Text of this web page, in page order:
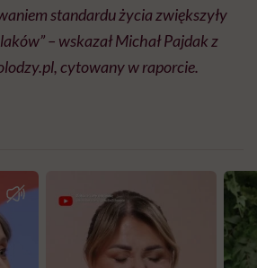
standardu życia zwiększyły
– wskazał Michał Pajdak z
cytowany w raporcie.